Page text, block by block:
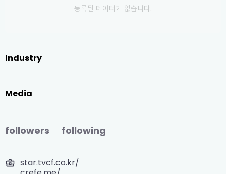
등록된 데이터가 없습니다.
Industry
Media
followers following
star.tvcf.co.kr/